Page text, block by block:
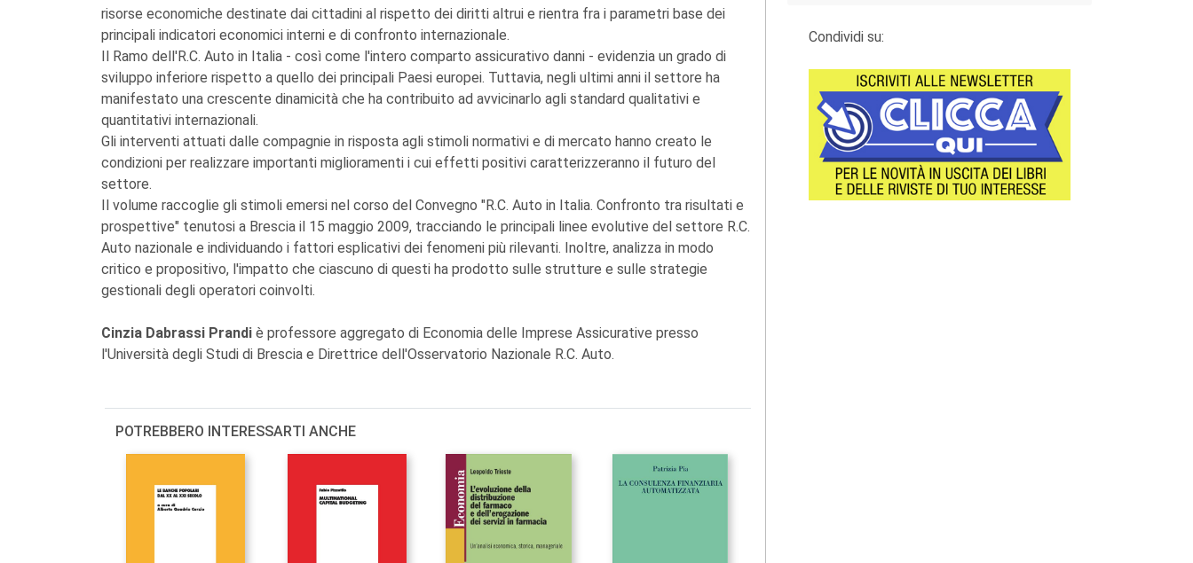
risorse economiche destinate dai cittadini al rispetto dei diritti altrui e rientra fra i parametri base dei
principali indicatori economici interni e di confronto internazionale.
Il Ramo dell'R.C. Auto in Italia - così come l'intero comparto assicurativo danni - evidenzia un grado di
sviluppo inferiore rispetto a quello dei principali Paesi europei. Tuttavia, negli ultimi anni il settore ha
manifestato una crescente dinamicità che ha contribuito ad avvicinarlo agli standard qualitativi e
quantitativi internazionali.
Gli interventi attuati dalle compagnie in risposta agli stimoli normativi e di mercato hanno creato le
condizioni per realizzare importanti miglioramenti i cui effetti positivi caratterizzeranno il futuro del
settore.
Il volume raccoglie gli stimoli emersi nel corso del Convegno "R.C. Auto in Italia. Confronto tra risultati e
prospettive" tenutosi a Brescia il 15 maggio 2009, tracciando le principali linee evolutive del settore R.C.
Auto nazionale e individuando i fattori esplicativi dei fenomeni più rilevanti. Inoltre, analizza in modo
critico e propositivo, l'impatto che ciascuno di questi ha prodotto sulle strutture e sulle strategie
gestionali degli operatori coinvolti.
Cinzia Dabrassi Prandi è professore aggregato di Economia delle Imprese Assicurative presso
l'Università degli Studi di Brescia e Direttrice dell'Osservatorio Nazionale R.C. Auto.
POTREBBERO INTERESSARTI ANCHE
Condividi su: